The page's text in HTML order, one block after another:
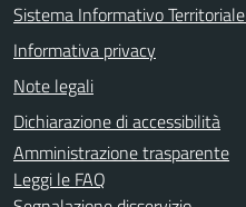
Sistema Informativo
Informativa privacy
Note legali
Dichiarazione di accessibilità
Amministrazione trasparente
Leggi le FAQ